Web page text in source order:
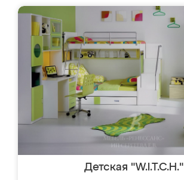
Детская "W.I.T.C.H."